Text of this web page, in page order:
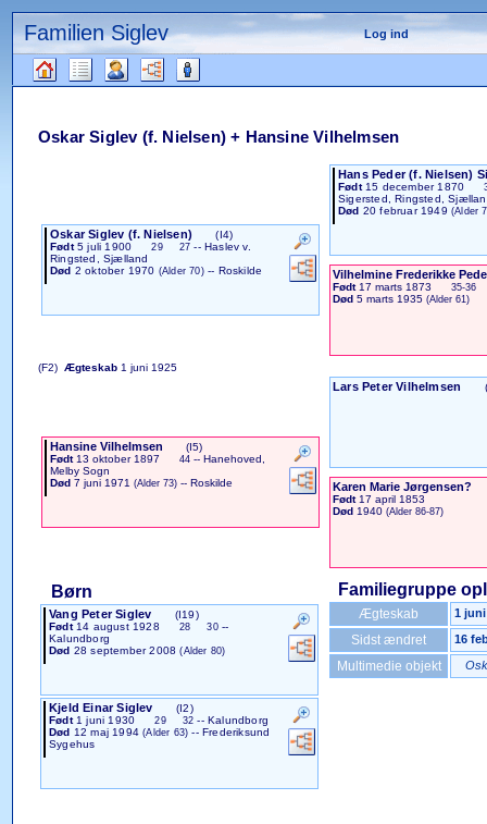
Familien Siglev Log ind
Gå
LæsetipsOskar Siglev (f. Nielsen) + Hansine Vilhelmsen
Oskar Siglev (f. Nielsen)
(I4)
Født5 juli 1900 29 27 -- Haslev v.
Ringsted, Sjælland
Død 2 oktober 1970 (Alder 70)-- Roskilde
Hans Peder (f. Nielsen)
Født15 december 1870
Sigersted, Ringsted,
Død 20 februar 1949(Alder
Vilhelmine Frederikke
Født17 marts 1873 35-36
Død 5 marts 1935 (Alder 61)
(F2) Ægteskab 1 juni 1925
Hansine Vilhelmsen
(I5)
Født13 oktober 1897 44 -- Hanehoved,
Melby Sogn
Død 7 juni 1971 (Alder 73) -- Roskilde
Lars Peter Vilhelmsen
Karen Marie Jørgensen?
Født17 april 1853
Død 1940 (Alder 86-87)
Børn
Vang Peter Siglev
(I19)
Født14 august 1928 28 30--
Kalundborg
Død 28 september 2008(Alder 80)
Kjeld Einar Siglev
(I2)
Født1 juni 1930 29 32 -- Kalundborg
Død 12 maj 1994(Alder 63) -- Frederiksund
Sygehus
Familiegruppe
Ægteskab 1 juni
Sidst ændret 16
Multimedie objekt